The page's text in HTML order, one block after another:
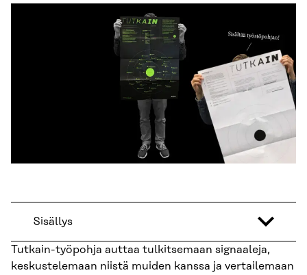
Sisällys
Tutkain-työpohja auttaa tulkitsemaan signaaleja,
keskustelemaan niistä muiden kanssa ja vertailemaan